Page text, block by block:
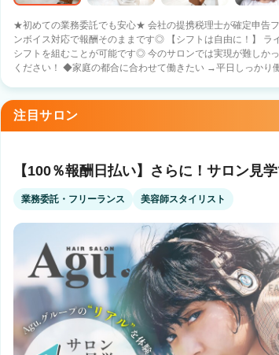
★初めての業務委託でも安心★ 会社の提携税理士が確定申告
ンボイス対応で報酬そのままです◎ 【シフトは自由に！】 ライフスタイルに合わせた
シフトを組むことが可能です◎ 今のサロンでは実現が難しか
ください！ ◆家庭の都合に合わせて働きたい →平日しっかり働いて17時退社でも月収
【入社お祝特典】 ・入社お祝金10万円〜100万円 ・新規フリ
【働き方に合わせた保障給】 顧客0からでも安心の保障給を用
ので大歓迎です ◎独立支援あり！ →ディーラー直営のため、
です。 過去に多くのスタッフを輩出しております。
注目サロン
【100％報酬日払い】さらに！サロン見
業務委託・フリーランス 美容師スタイリスト